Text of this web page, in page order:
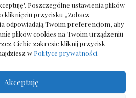
Poszczególne ustawienia plików
kliknięciu przycisku „Zobacz
odpowiadają Twoim preferencjom, aby
plików cookies na Twoim urządzeniu
Ciebie zakresie kliknij przycisk
w Polityce prywatności.
Akceptuję